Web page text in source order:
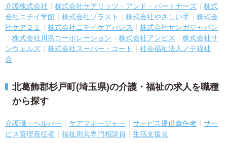
介護株式会社
株式会社ケアリッツ・アンド・パートナーズ
株式
会社ニチイ学館
株式会社ソラスト 株式会社やさしい手
株式会
社ケア２１
株式会社ニチイケアパレス
株式会社サンガジャパン
株式会社川島コーポレーション
株式会社アンビス
株式会社サ
ンウェルズ
株式会社スーパー・コート
社会福祉法人ノテ福祉
会
北葛飾郡杉戸町(埼玉県)の介護・福祉の求人を職種
から探す
介護職・ヘルパー ケアマネージャー サービス提供責任者
サー
ビス管理責任者
福祉用具専門相談員 生活支援員